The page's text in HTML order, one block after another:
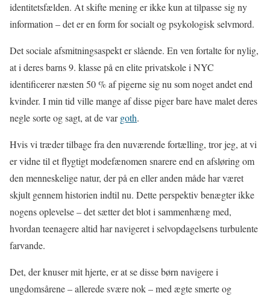
identitetsfælden. At skifte mening er ikke kun at tilpasse sig ny
information – det er en form for socialt og psykologisk selvmord.
Det sociale afsmitningsaspekt er slående. En ven fortalte for nylig,
at i deres barns 9. klasse på en elite privatskole i NYC
identificerer næsten 50 % af pigerne sig nu som noget andet end
kvinder. I min tid ville mange af disse piger bare have malet deres
negle sorte og sagt, at de vargoth.
Hvis vi træder tilbage fra den nuværende fortælling, tror jeg, at vi
er vidne til et flygtigt modefænomen snarere end en afsløring om
den menneskelige natur, der på en eller anden måde har været
skjult gennem historien indtil nu. Dette perspektiv benægter ikke
nogens oplevelse – det sætter det blot i sammenhæng med,
hvordan teenagere altid har navigeret i selvopdagelsens turbulente
farvande.
Det, der knuser mit hjerte, er at se disse børn navigere i
ungdomsårene – allerede svære nok – med ægte smerte og